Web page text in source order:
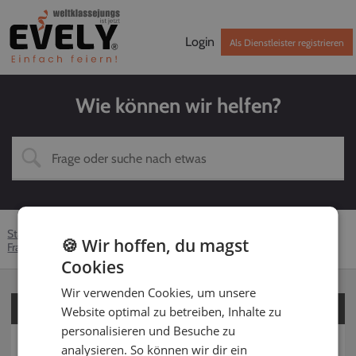
Login Als Dienstleister registrieren
Wie können wir helfen?
Startseite
Fragen rund um deinen Dienstleister
Festpreis vs. Open-End
Für Kunden
Für Dienstleister
🍪 Wir hoffen, du magst
Cookies
Wir verwenden Cookies, um unsere
Website optimal zu betreiben, Inhalte zu
personalisieren und Besuche zu
analysieren. So können wir dir ein